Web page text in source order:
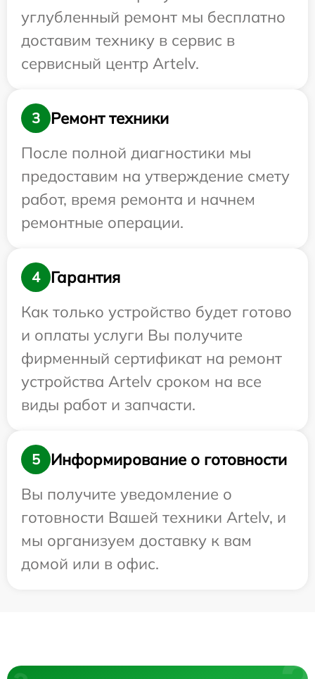
углубленный ремонт мы бесплатно
доставим технику в сервис в
сервисный центр Artelv.
3
Ремонт техники
После полной диагностики мы
предоставим на утверждение смету
работ, время ремонта и начнем
ремонтные операции.
4
Гарантия
Как только устройство будет готово
и оплаты услуги Вы получите
фирменный сертификат на ремонт
устройства Artelv сроком на все
виды работ и запчасти.
5
Информирование о готовности
Вы получите уведомление о
готовности Вашей техники Artelv, и
мы организуем доставку к вам
домой или в офис.